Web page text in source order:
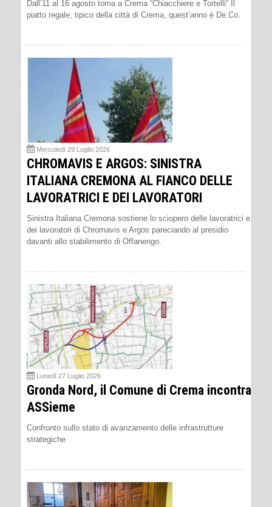
Dall’11 al 16 agosto torna a Crema “Chiacchiere e Tortelli“ Il
piatto regale, tipico della città di Crema, quest’anno è De.Co.
Mercoledì 29 Luglio 2026
CHROMAVIS E ARGOS: SINISTRA
ITALIANA CREMONA AL FIANCO DELLE
LAVORATRICI E DEI LAVORATORI
Sinistra Italiana Cremona sostiene lo sciopero delle lavoratrici e
dei lavoratori di Chromavis e Argos pareciando al presidio
davanti allo stabilimento di Offanengo.
Lunedì 27 Luglio 2026
Gronda Nord, il Comune di Crema incontra
ASSieme
Confronto sullo stato di avanzamento delle infrastrutture
strategiche